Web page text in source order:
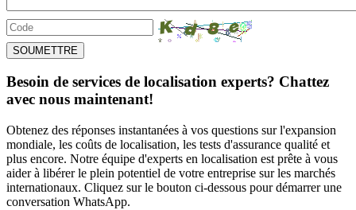
SOUMETTRE
Besoin de services de localisation experts? Chattez
avec nous maintenant!
Obtenez des réponses instantanées à vos questions sur l'expansion
mondiale, les coûts de localisation, les tests d'assurance qualité et
plus encore. Notre équipe d'experts en localisation est prête à vous
aider à libérer le plein potentiel de votre entreprise sur les marchés
internationaux. Cliquez sur le bouton ci-dessous pour démarrer une
conversation WhatsApp.